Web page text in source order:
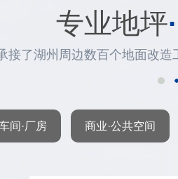
专业地坪
接了湖州周边数百个地面改
间·厂房 商业·公共空间